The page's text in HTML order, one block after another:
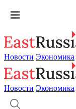
Новости Экономика
Новости Экономика